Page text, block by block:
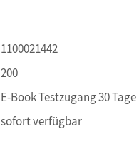
1100021442
200
E-Book Testzugang 30 Tage
sofort verfügbar